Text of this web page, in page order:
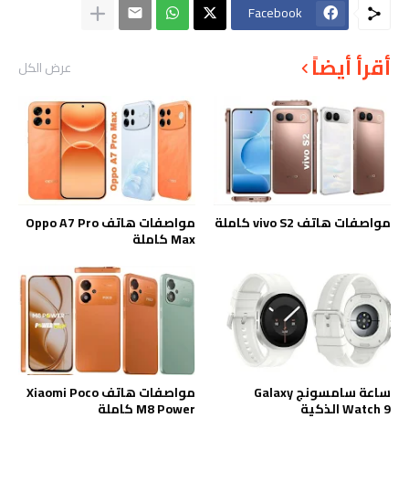
Facebook
أقرأ أيضاً عرض الكل
مواصفات هاتف vivo S2 كاملة مواصفات هاتف Oppo A7 Pro
Max كاملة
ساعة سامسونج Galaxy
Watch 9 الذكية
مواصفات هاتف Xiaomi Poco
M8 Power كاملة